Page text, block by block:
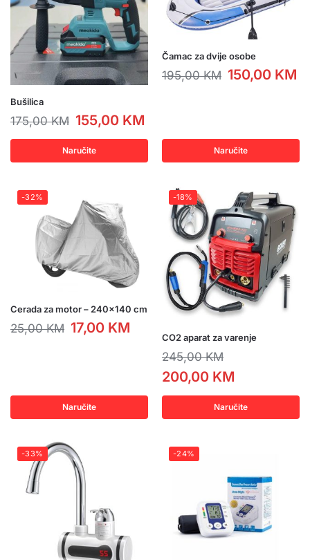
Bušilica
175,00KM 155,00 KM
Naručite
Čamac za dvije osobe
195,00KM 150,00 KM
Naručite
-32%
Cerada za motor – 240×140 cm
25,00KM 17,00 KM
Naručite
-18%
CO2 aparat za varenje
245,00KM
200,00 KM
Naručite
-33% -24%